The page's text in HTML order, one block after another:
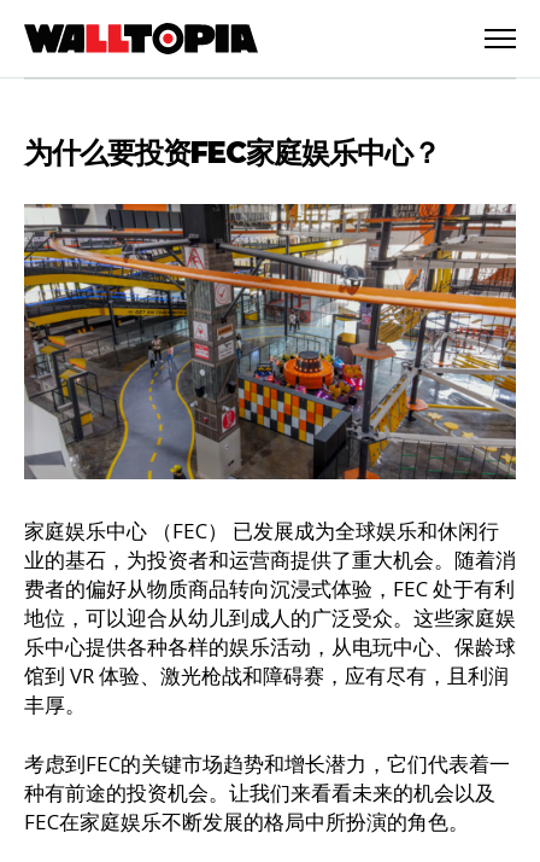
为什么要投资FEC家庭娱乐中心？
家庭娱乐中心 （FEC） 已发展成为全球娱乐和休闲行
业的基石，为投资者和运营商提供了重大机会。随着消
费者的偏好从物质商品转向沉浸式体验，FEC 处于有利
地位，可以迎合从幼儿到成人的广泛受众。这些家庭娱
乐中心提供各种各样的娱乐活动，从电玩中心、保龄球
馆到 VR 体验、激光枪战和障碍赛，应有尽有，且利润
丰厚。
考虑到FEC的关键市场趋势和增长潜力，它们代表着一
种有前途的投资机会。让我们来看看未来的机会以及
FEC在家庭娱乐不断发展的格局中所扮演的角色。